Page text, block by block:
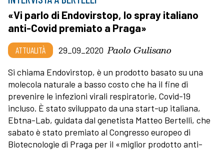
«Vi parlo di Endovirstop, lo spray italiano
anti-Covid premiato a Praga»
ATTUALITÀ 29_09_2020 Paolo Gulisano
Si chiama Endovirstop, è un prodotto basato su una
molecola naturale a basso costo che ha il fine di
prevenire le infezioni virali respiratorie, Covid-19
incluso. È stato sviluppato da una start-up italiana,
Ebtna-Lab, guidata dal genetista Matteo Bertelli, che
sabato è stato premiato al Congresso europeo di
Biotecnologie di Praga per il «miglior prodotto anti-